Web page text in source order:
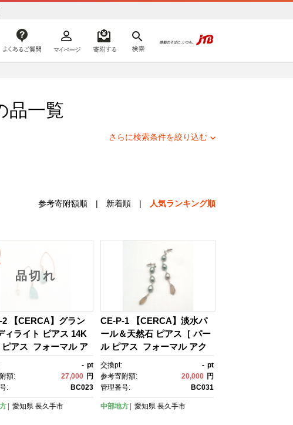
はじめての方へ
品一覧
さらに検索条件を絞り込む
参考寄附額順 | 新着順 | 人気ランキング順
品切れ
2 【CERCA】グラン
ィライト ピアス 14K
ピアス フォーマル ア
リー 人気 おすすめ ギ
レゼント 通販 送料無
さと納税 ］
- pt
額:
27,000 円
:
BC023
愛知県 長久手市
CE-P-1 【CERCA】淡水パ
ール＆天然石 ピアス［ パー
ル ピアス フォーマル アク
セサリー 人気 おすすめ ギフ
ト プレゼント 通販 送料無
料 ふるさと納税 ］
交換pt: - pt
参考寄附額:
20,000 円
管理番号:
BC031
中部地方 愛知県 長久手市